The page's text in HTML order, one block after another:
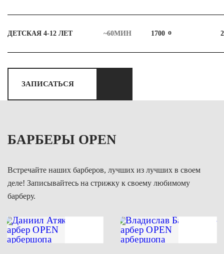
ДЕТСКАЯ 4-12 ЛЕТ ~60МИН 1700
ЗАПИСАТЬСЯ
БАРБЕРЫ OPEN
Встречайте наших барберов, лучших из лучших в своем
деле! Записывайтесь на стрижку к своему любимому
барберу.